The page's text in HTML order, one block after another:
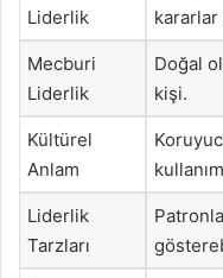
Liderlik
kararlar
Mecburi
Liderlik
Doğal
kişi.
Kültürel
Anlam
Liderlik
Tarzları